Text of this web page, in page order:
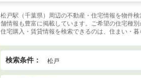
松戸駅（千葉県）周辺の不動産・住宅情報を物件
舗情報も豊富に掲載しています。ご希望の住宅種
住宅購入・賃貸情報を検索できるのは、住まい・
検索条件： 松戸